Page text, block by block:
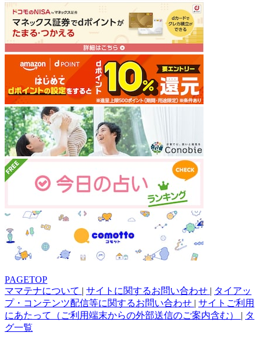
PAGETOP
ママテナについて | サイトに関するお問い合わせ | タイアッ
プ・コンテンツ配信等に関するお問い合わせ | サイトご利用
にあたって（ご利用端末からの外部送信のご案内含む） | タ
グ一覧